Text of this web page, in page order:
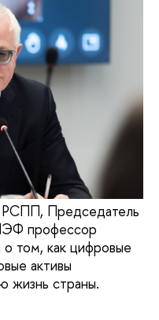
Председатель
профессор
том, как цифровые
активы
жизнь страны.